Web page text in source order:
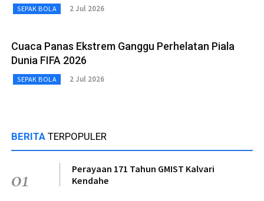
SEPAK BOLA 2 Jul 2026
Cuaca Panas Ekstrem Ganggu Perhelatan Piala
Dunia FIFA 2026
SEPAK BOLA 2 Jul 2026
BERITA TERPOPULER
01
Perayaan 171 Tahun GMIST Kalvari
Kendahe